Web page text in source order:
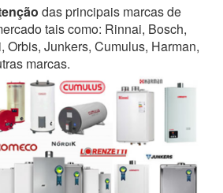
das principais marcas de
tais como: Rinnai, Bosch,
Orbis, Junkers, Cumulus, Harman,
marcas.